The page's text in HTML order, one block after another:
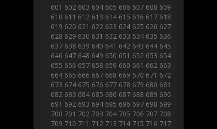
601 602 603 604 605 606 607 608 609
610 611 612 613 614 615 616 617 618
619 620 621 622 623 624 625 626 627
628 629 630 631 632 633 634 635 636
637 638 639 640 641 642 643 644 645
646 647 648 649 650 651 652 653 654
655 656 657 658 659 660 661 662 663
664 665 666 667 668 669 670 671 672
673 674 675 676 677 678 679 680 681
682 683 684 685 686 687 688 689 690
691 692 693 694 695 696 697 698 699
700 701 702 703 704 705 706 707 708
709 710 711 712 713 714 715 716 717